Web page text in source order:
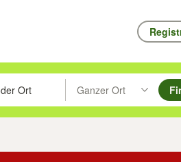
Pfeiltasten nach oben/unten
eingeben. Eingabetaste drücken um
Ganzer Ort
Suche im Umkreis des